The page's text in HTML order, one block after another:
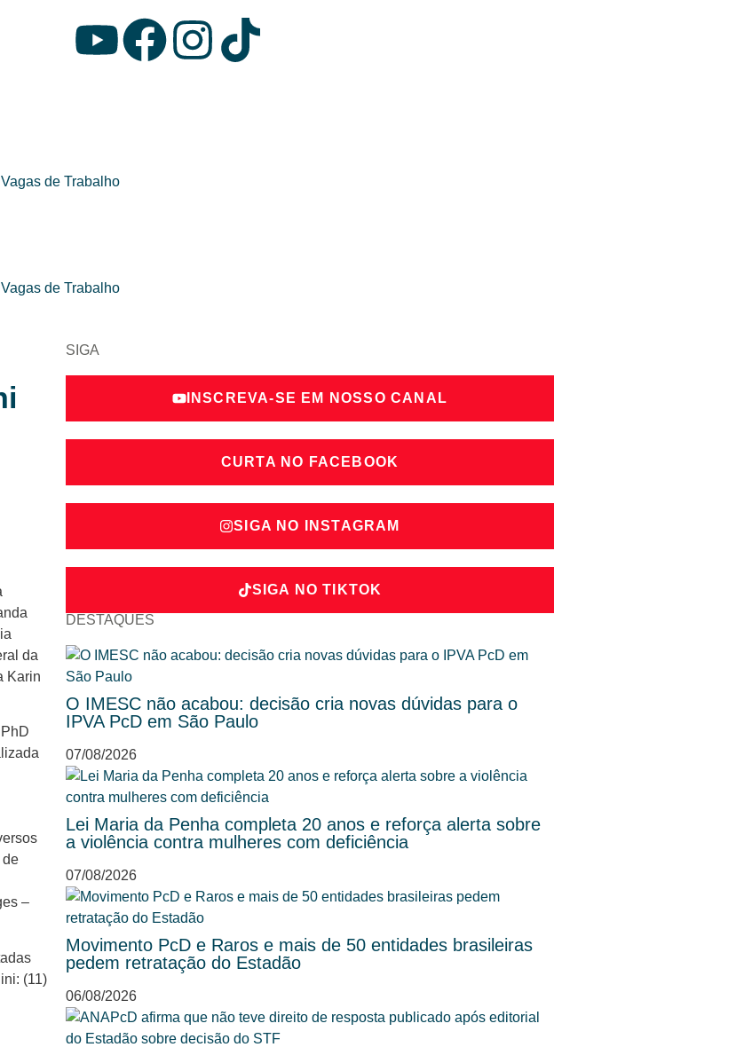
de Trabalho
de Trabalho
da
Karin
de
–
(11)
SIGA
INSCREVA-SE EM NOSSO CANAL
CURTA NO FACEBOOK
SIGA NO INSTAGRAM
SIGA NO TIKTOK
DESTAQUES
O IMESC não acabou: decisão cria novas dúvidas para o
IPVA PcD em São Paulo
07/08/2026
Lei Maria da Penha completa 20 anos e reforça alerta sobre
a violência contra mulheres com deficiência
07/08/2026
Movimento PcD e Raros e mais de 50 entidades brasileiras
pedem retratação do Estadão
06/08/2026